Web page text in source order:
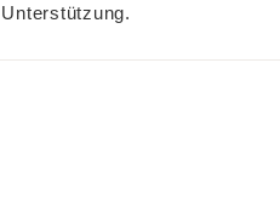
Unterstützung.